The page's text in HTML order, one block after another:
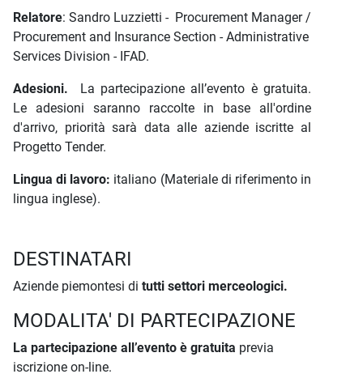
Relatore: Sandro Luzzietti - Procurement Manager /
Procurement and Insurance Section - Administrative
Services Division - IFAD.
Adesioni.
La partecipazione all’evento è gratuita.
Le adesioni saranno raccolte in base all'ordine
d'arrivo, priorità sarà data alle aziende iscritte al
Progetto Tender.
Lingua di lavoro: italiano (Materiale di riferimento in
lingua inglese).
DESTINATARI
Aziende piemontesi di tutti settori merceologici.
MODALITA' DI PARTECIPAZIONE
La partecipazione all’evento è gratuita previa
iscrizione on-line.